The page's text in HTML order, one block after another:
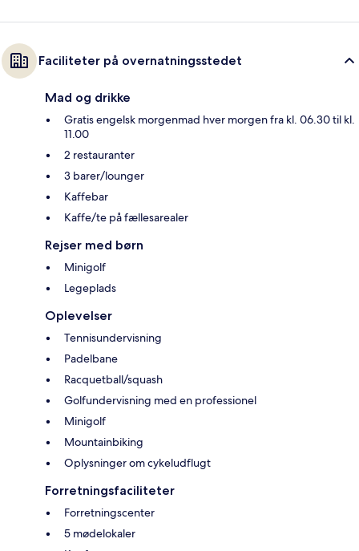
Faciliteter på overnatningsstedet
Mad og drikke
Gratis engelsk morgenmad hver morgen fra kl. 06.30 til kl.
11.00
2 restauranter
3 barer/lounger
Kaffebar
Kaffe/te på fællesarealer
Rejser med børn
Minigolf
Legeplads
Oplevelser
Tennisundervisning
Padelbane
Racquetball/squash
Golfundervisning med en professionel
Minigolf
Mountainbiking
Oplysninger om cykeludflugt
Forretningsfaciliteter
Forretningscenter
5 mødelokaler